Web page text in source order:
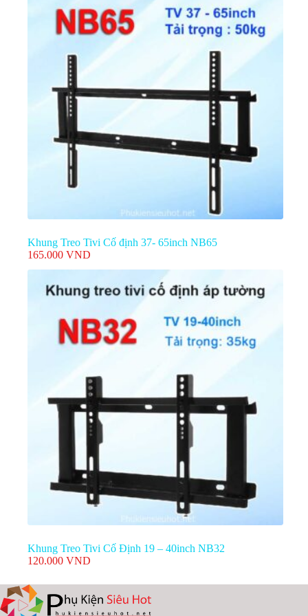
190.000 VND.
Khung Treo Tivi Cố định 37- 65inch NB65
165.000 VND
Khung Treo Tivi Cố Định 19 – 40inch NB32
120.000 VND